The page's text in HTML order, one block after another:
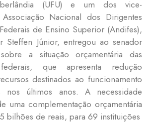
(UFU) e um dos vice-
Nacional dos Dirigentes
de Ensino Superior (Andifes),
Steffen Júnior, entregou ao senador
a situação orçamentária das
federais, que apresenta redução
destinados ao funcionamento
nos últimos anos. A necessidade
uma complementação orçamentária
bilhões de reais, para 69 instituições